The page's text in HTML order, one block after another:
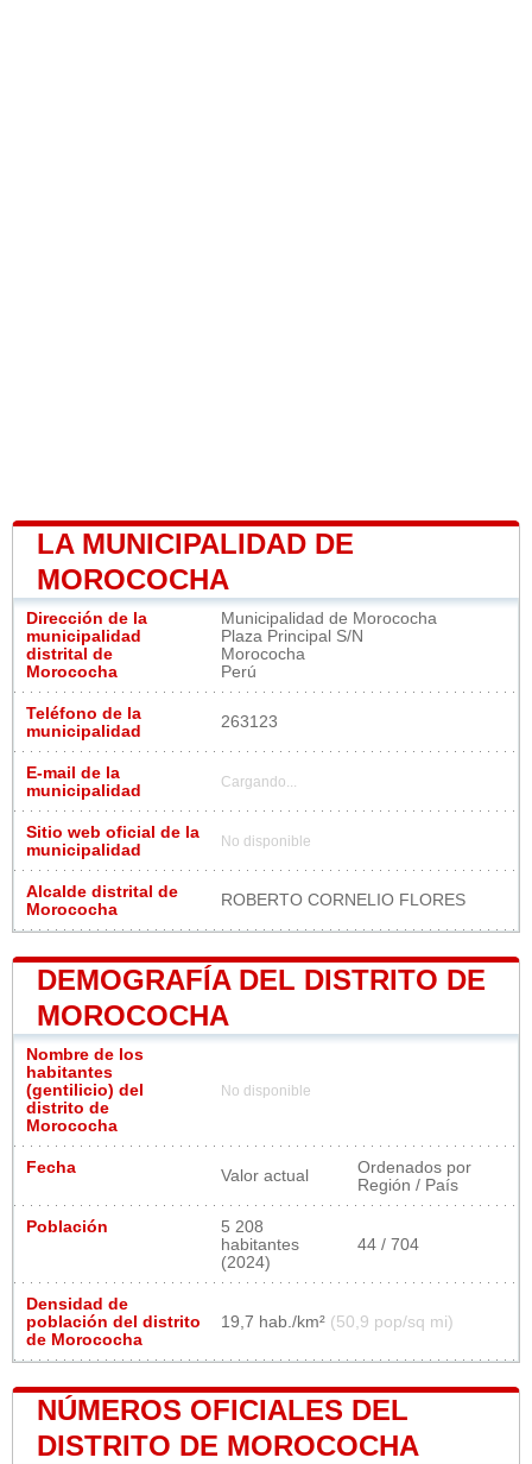
LA MUNICIPALIDAD DE
MOROCOCHA
Dirección de la
municipalidad
distrital de
Morococha
Municipalidad de Morococha
Plaza Principal S/N
Morococha
Perú
Teléfono de la
municipalidad
263123
E-mail de la
municipalidad
Cargando...
Sitio web oficial de la
municipalidad
No disponible
Alcalde distrital de
Morococha
ROBERTO CORNELIO FLORES
DEMOGRAFÍA DEL DISTRITO DE
MOROCOCHA
Nombre de los
habitantes
(gentilicio) del
distrito de
Morococha
No disponible
Fecha Valor actual
Ordenados por
Región / País
Población
5 208
habitantes
(2024)
44 / 704
Densidad de
población del distrito
de Morococha
19,7 hab./km² (50,9 pop/sq mi)
NÚMEROS OFICIALES DEL
DISTRITO DE MOROCOCHA